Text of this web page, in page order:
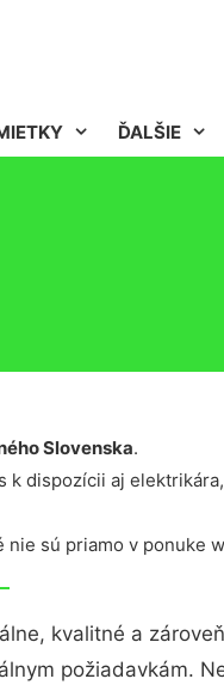
ĎALŠIE
Slovenska.
dispozícii aj
sú priamo v ponuke
kvalitné a
požiadavkám.